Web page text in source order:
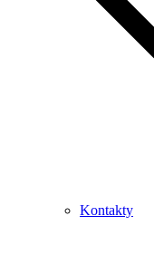
Kontakty